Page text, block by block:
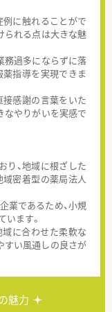
に触れることがで
られる点は大きな魅
務過多にならずに落
指導を実現できま
感謝の言葉をいた
なやりがいを実感で
、地域に根ざした
密着型の薬局法人
業であるため、小規
ます。
に合わせた柔軟な
すい風通しの良さが
魅力